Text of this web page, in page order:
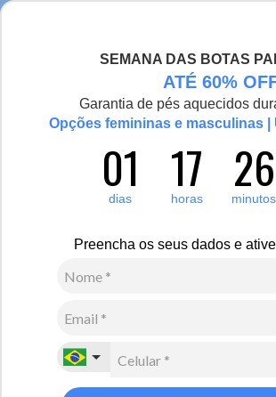
SEMANA DAS BOTAS
ATÉ 60%
Garantia de pés aquecidos
Opções femininas e masculinas
01
dias 17
horas 26
minutos
Preencha os seus dados e
-30°C
Vídeo
Acessórios Gorros
Avaliações
00
Vinho